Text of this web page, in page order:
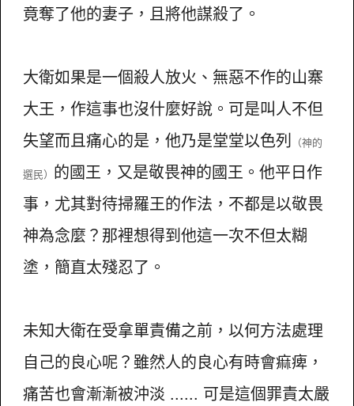
竟奪了他的妻子，且將他謀殺了。
大衛如果是一個殺人放火、無惡不作的山寨
大王，作這事也沒什麼好說。可是叫人不但
失望而且痛心的是，他乃是堂堂以色列 （神的
選民） 的國王，又是敬畏神的國王。他平日作
事，尤其對待掃羅王的作法，不都是以敬畏
神為念麼？那裡想得到他這一次不但太糊
塗，簡直太殘忍了。
未知大衛在受拿單責備之前，以何方法處理
自己的良心呢？雖然人的良心有時會痲痺，
痛苦也會漸漸被沖淡 ...... 可是這個罪責太嚴